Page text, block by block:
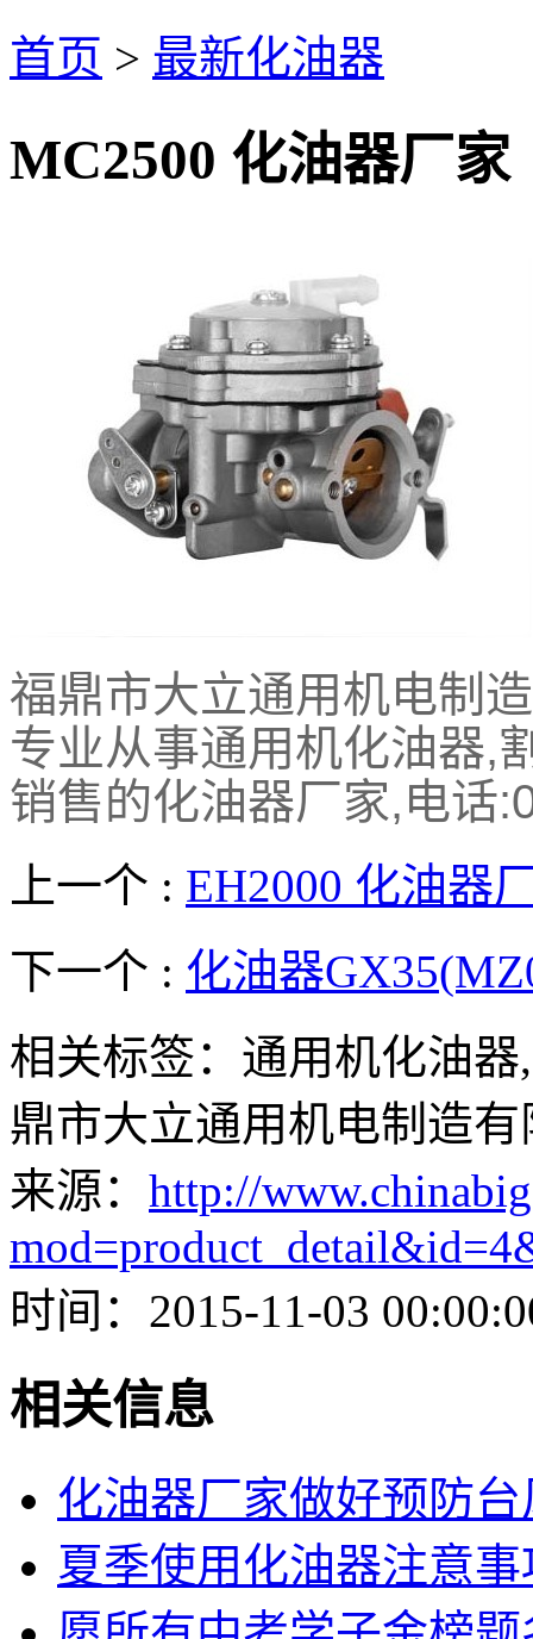
首页 > 最新化油器
MC2500 化油器厂家
福鼎市大立通用机电制
专业从事通用机化油器,
销售的化油器厂家,电话
上一个 : EH2000 化油器
下一个 : 化油器
相关标签：通用机化油
鼎市大立通用机电制造有
来源： http://
时间：2015-11-03
相关信息
化油器厂家做好预防台
夏季使用化油器注意事